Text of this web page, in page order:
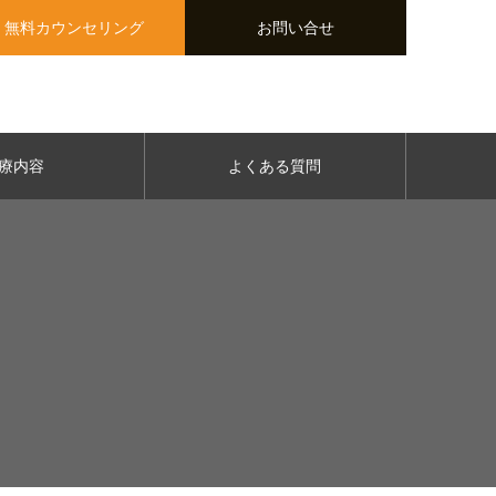
無料カウンセリング お問い合せ
内容 よくある質問